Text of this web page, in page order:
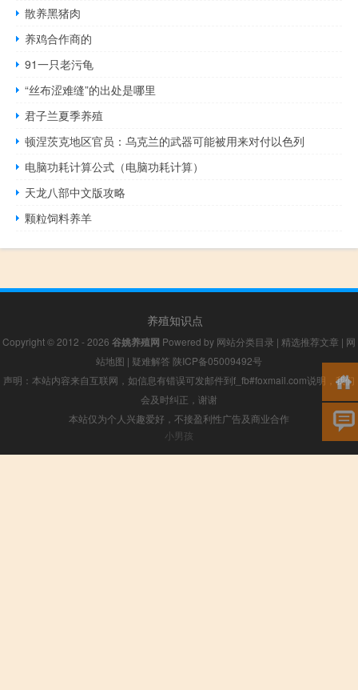
散养黑猪肉
养鸡合作商的
91一只老污龟
“丝布涩难缝”的出处是哪里
君子兰夏季养殖
顿涅茨克地区官员：乌克兰的武器可能被用来对付以色列
电脑功耗计算公式（电脑功耗计算）
天龙八部中文版攻略
颗粒饲料养羊
养殖知识点
Copyright © 2012 - 2026 谷姚养殖网 Powered by 网站分类目录 | 精选推荐文章 | 网
站地图 | 疑难解答 陕ICP备05009492号
声明：本站内容来自互联网，如信息有错误可发邮件到f_fb#foxmail.com说明，我们
会及时纠正，谢谢
本站仅为个人兴趣爱好，不接盈利性广告及商业合作
小男孩